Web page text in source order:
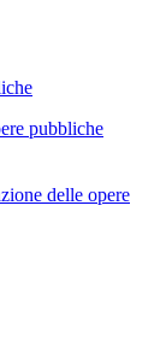
pubbliche
delle opere